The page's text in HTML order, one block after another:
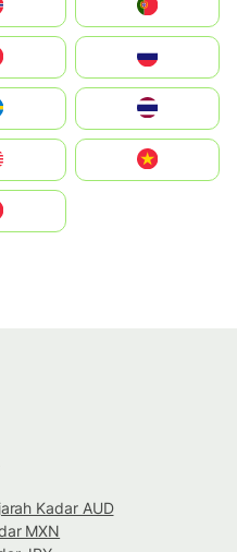
Kadar AUD
MXN